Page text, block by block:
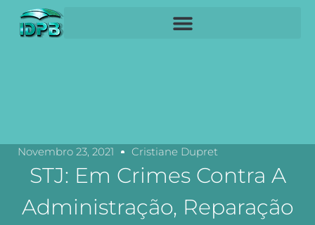
Novembro 23, 2021 Cristiane Dupret
STJ: Em Crimes Contra A
Administração, Reparação